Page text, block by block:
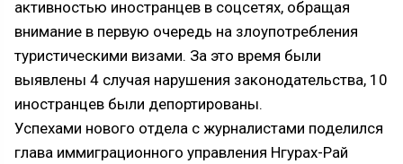
активностью иностранцев в соцсетях, обращая
внимание в первую очередь на злоупотребления
туристическими визами. За это время были
выявлены 4 случая нарушения законодательства, 10
иностранцев были депортированы.
Успехами нового отдела с журналистами поделился
глава иммиграционного управления Нгурах-Рай